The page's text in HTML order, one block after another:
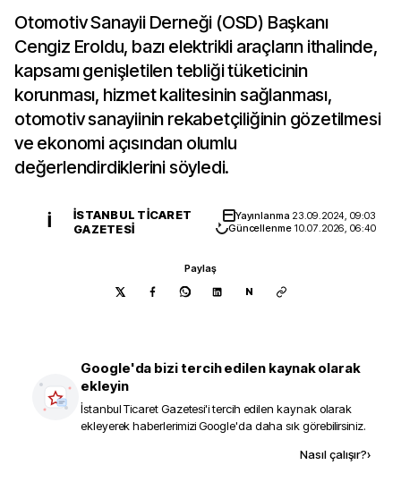
Otomotiv Sanayii Derneği (OSD) Başkanı
Cengiz Eroldu, bazı elektrikli araçların ithalinde,
kapsamı genişletilen tebliği tüketicinin
korunması, hizmet kalitesinin sağlanması,
otomotiv sanayiinin rekabetçiliğinin gözetilmesi
ve ekonomi açısından olumlu
değerlendirdiklerini söyledi.
İ
İSTANBUL TICARET
GAZETESI
Yayınlanma 23.09.2024, 09:03
Güncellenme 10.07.2026, 06:40
Paylaş
N
Google'da bizi tercih edilen kaynak olarak
ekleyin
İstanbul Ticaret Gazetesi'i tercih edilen kaynak olarak
ekleyerek haberlerimizi Google'da daha sık görebilirsiniz.
Nasıl çalışır?›